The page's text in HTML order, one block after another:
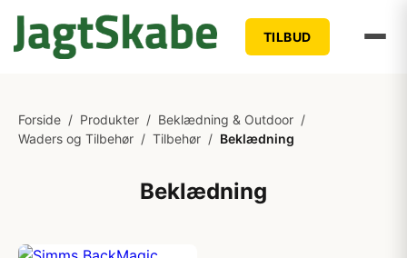
TILBUD
Forside / Produkter / Beklædning & Outdoor /
Waders og Tilbehør / Tilbehør / Beklædning
Beklædning